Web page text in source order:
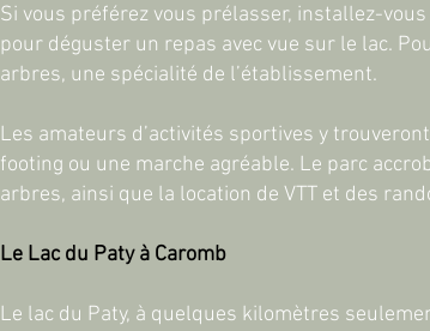
Si vous préférez vous prélasser, installez-
pour déguster un repas avec vue sur le lac.
arbres, une spécialité de l’établissement.
Les amateurs d’activités sportives y
footing ou une marche agréable. Le parc
arbres, ainsi que la location de VTT et des
Le Lac du Paty à Caromb
Le lac du Paty, à quelques kilomètres